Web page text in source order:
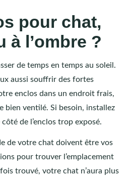
pour chat,
à l’ombre ?
de temps en temps au soleil.
aussi souffrir des fortes
enclos dans un endroit frais,
bien ventilé. Si besoin, installez
de l’enclos trop exposé.
de votre chat doivent être vos
pour trouver l’emplacement
trouvé, votre chat n’aura plus